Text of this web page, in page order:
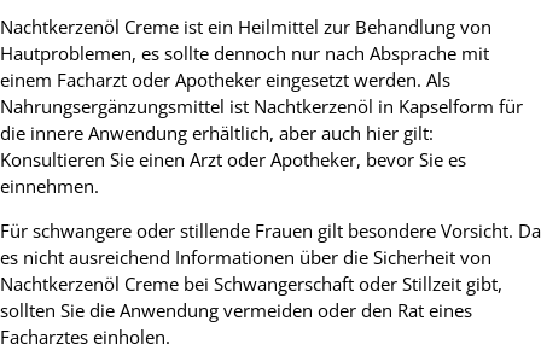
Nachtkerzenöl Creme ist ein Heilmittel zur Behandlung von
Hautproblemen, es sollte dennoch nur nach Absprache mit
einem Facharzt oder Apotheker eingesetzt werden. Als
Nahrungsergänzungsmittel ist Nachtkerzenöl in Kapselform für
die innere Anwendung erhältlich, aber auch hier gilt:
Konsultieren Sie einen Arzt oder Apotheker, bevor Sie es
einnehmen.
Für schwangere oder stillende Frauen gilt besondere Vorsicht. Da
es nicht ausreichend Informationen über die Sicherheit von
Nachtkerzenöl Creme bei Schwangerschaft oder Stillzeit gibt,
sollten Sie die Anwendung vermeiden oder den Rat eines
Facharztes einholen.